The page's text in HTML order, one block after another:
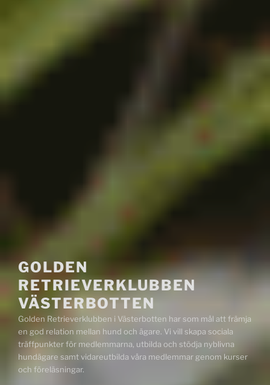
GOLDEN
RETRIEVERKLUBBEN
VÄSTERBOTTEN
Golden Retrieverklubben i Västerbotten har som mål att främja
en god relation mellan hund och ägare. Vi vill skapa sociala
träffpunkter för medlemmarna, utbilda och stödja nyblivna
hundägare samt vidareutbilda våra medlemmar genom kurser
och föreläsningar.